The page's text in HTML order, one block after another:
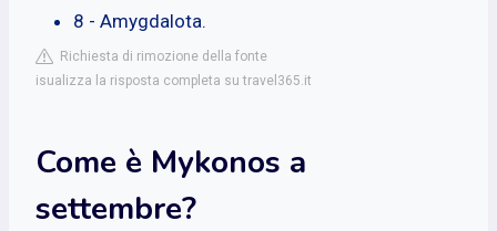
8 - Amygdalota.
Richiesta di rimozione della fonte
isualizza la risposta completa su travel365.it
Come è Mykonos a
settembre?